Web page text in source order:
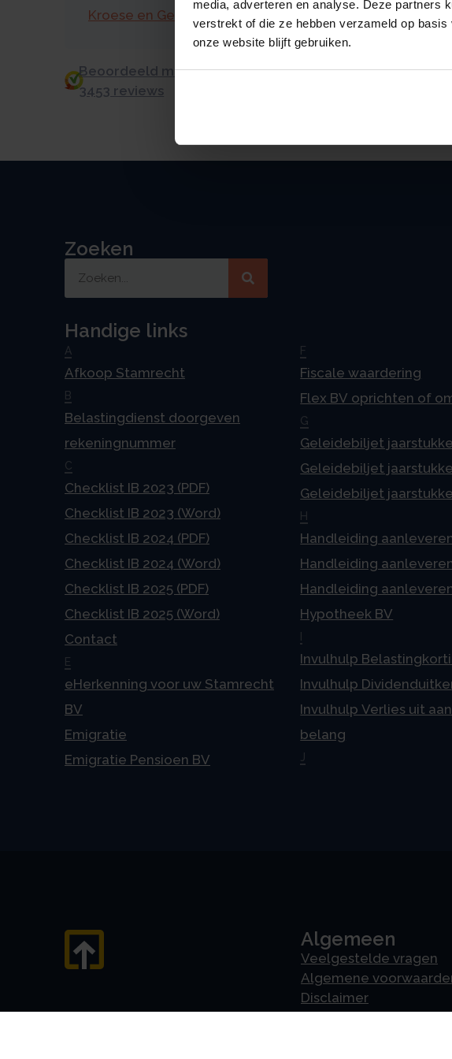
media, adverteren en analyse. Deze partners
verstrekt of die ze hebben verzameld op
onze website blijft gebruiken.
Kroese en Geraerts
Beoordeeld met een 9.0 uit 10 op basis van
3453 reviews
Doel
Zoeken
Handige links
A
Afkoop Stamrecht
B
Belastingdienst doorgeven
rekeningnummer
C
Checklist IB 2023 (PDF)
Checklist IB 2023 (Word)
Checklist IB 2024 (PDF)
Checklist IB 2024 (Word)
Checklist IB 2025 (PDF)
Checklist IB 2025 (Word)
Contact
E
eHerkenning voor uw Stamrecht
BV
Emigratie
Emigratie Pensioen BV
F
Fiscale waardering
Flex BV oprichten of
G
Geleidebiljet
Geleidebiljet
Geleidebiljet
H
Handleiding
Handleiding
Handleiding
Hypotheek BV
Invulhulp
Invulhulp
Invulhulp Verlies uit
belang
Algemeen
Veelgestelde vragen
Algemene
Disclaimer